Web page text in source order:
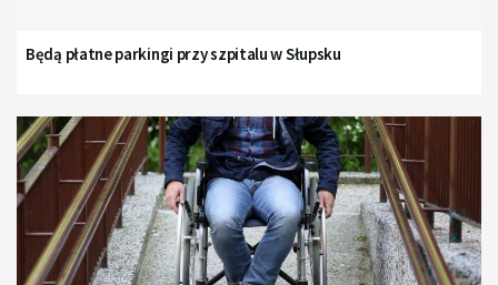
Będą płatne parkingi przy szpitalu w Słupsku